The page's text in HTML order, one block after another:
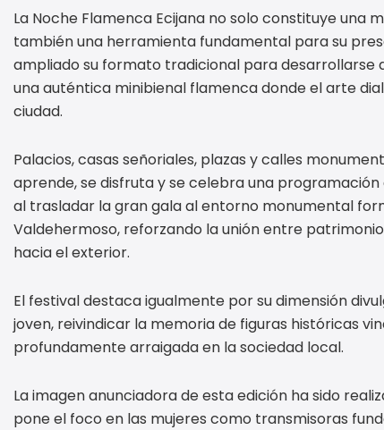
La Noche Flamenca Ecijana no solo constituye una
también una herramienta fundamental para su
ampliado su formato tradicional para desarrollarse
una auténtica minibienal flamenca donde el arte
ciudad.
Palacios, casas señoriales, plazas y calles
aprende, se disfruta y se celebra una programación
al trasladar la gran gala al entorno monumental
Valdehermoso, reforzando la unión entre
hacia el exterior.
El festival destaca igualmente por su dimensión
joven, reivindicar la memoria de figuras históricas
profundamente arraigada en la sociedad local.
La imagen anunciadora de esta edición ha sido
pone el foco en las mujeres como transmisoras